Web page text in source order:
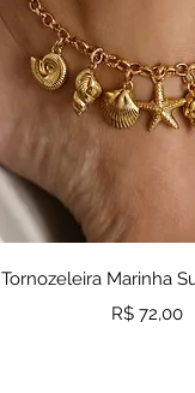
Visualização
Tornozeleira Marinha
Preço
R$ 72,00